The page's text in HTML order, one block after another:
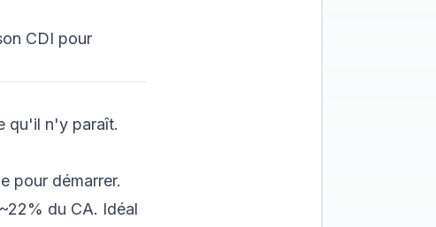
CDI pour
qu'il n'y paraît.
pour démarrer.
du CA. Idéal